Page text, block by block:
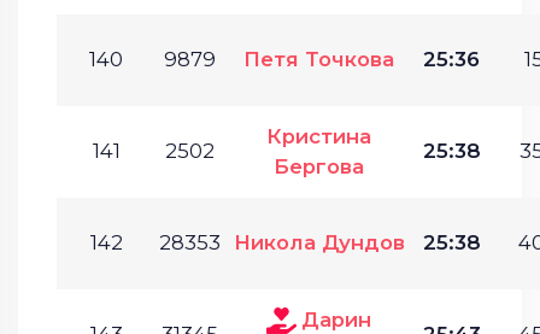
140 9879 Петя Точкова 25:36
141 2502
Кристина
Бергова
25:38
142 28353 Никола Дундов 25:38
Дарин